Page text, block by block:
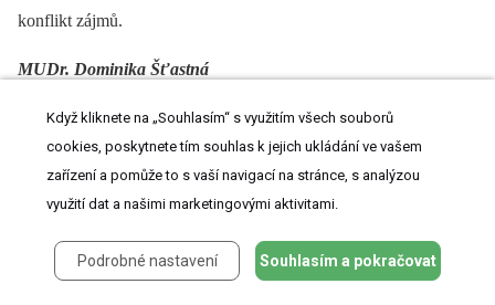
konflikt zájmů.
MUDr. Dominika Šťastná
klinických neurověd
e-mail:
dominika.stastna@vfn.cz
Přijato k recenzi: 9. 9. 2022
Když kliknete na „Souhlasím“ s využitím všech souborů
cookies, poskytnete tím souhlas k jejich ukládání ve vašem
zařízení a pomůže to s vaší navigací na stránce, s analýzou
využití dat a našimi marketingovými aktivitami.
Podrobné nastavení Souhlasím a pokračovat